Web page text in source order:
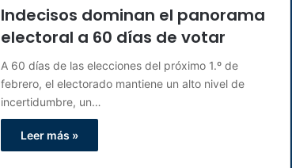
Indecisos dominan el panorama
electoral a 60 días de votar
A 60 días de las elecciones del próximo 1.º de
febrero, el electorado mantiene un alto nivel de
incertidumbre, un…
Leer más »